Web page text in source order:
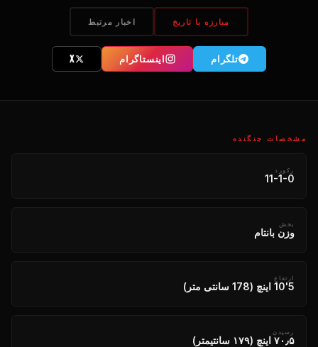
مبارزه با تاریخ اخبار مرتبط
تلگرام اینستاگرام X
مشخصات جنگنده
رکورد
11-1-0
بخش
وزن بانتام
ارتفاع
5'10 اینچ (178 سانتی متر)
رسیدن
۷۰٫۵ اینچ (۱۷۹ سانتیمتر)